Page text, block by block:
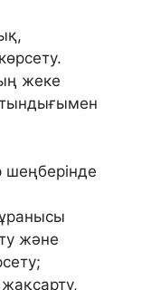
жеке
шеңберінде
және